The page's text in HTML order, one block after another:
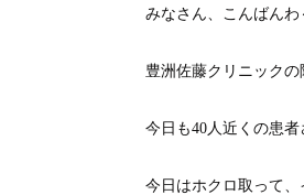
みなさん、こんばんわ
豊洲佐藤クリニックの
今日も40人近くの患
今日はホクロ取って、